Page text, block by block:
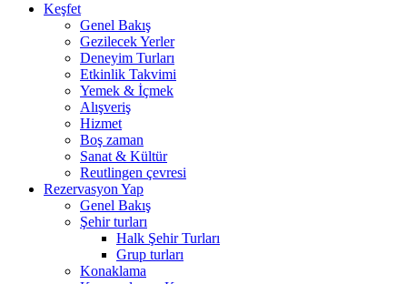
Keşfet
Genel Bakış
Gezilecek Yerler
Deneyim Turları
Etkinlik Takvimi
Yemek & İçmek
Alışveriş
Hizmet
Boş zaman
Sanat & Kültür
Reutlingen çevresi
Rezervasyon Yap
Genel Bakış
Şehir turları
Halk Şehir Turları
Grup turları
Konaklama